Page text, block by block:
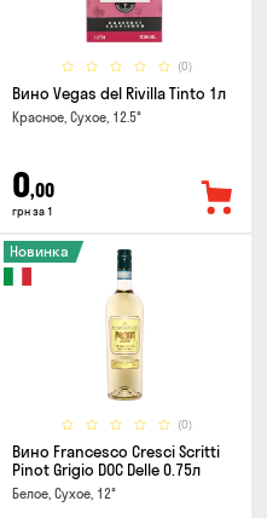
(0)
Вино Vegas del Rivilla Tinto 1л
Красное, Сухое, 12.5°
0,00
грн за 1
(0)
Новинка
Вино Francesco Cresci Scritti
Pinot Grigio DOC Delle 0.75л
Белое, Сухое, 12°